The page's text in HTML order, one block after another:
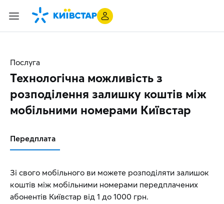
Послуга
Технологічна можливість з
розподілення залишку коштів між
мобільними номерами Київстар
Передплата
Зі свого мобільного ви можете розподіляти залишок
коштів між мобільними номерами передплачених
абонентів Київстар від 1 до 1000 грн.